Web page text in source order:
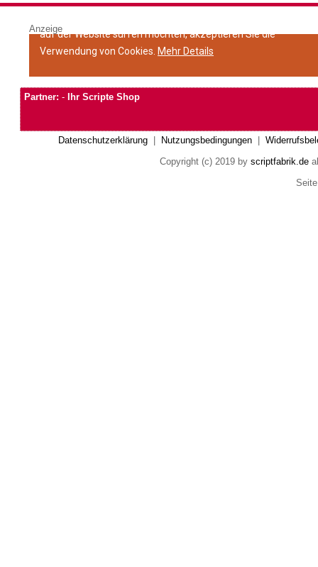
Anzeige
Partner: - Ihr Scripte Shop
Datenschutzerklärung| Nutzungsbedingungen|
Copyright (c) 2019 by scriptfabrik.de